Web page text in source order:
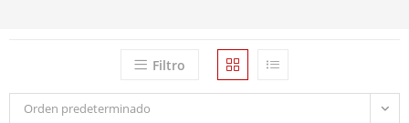
Contacto
Filtro
Orden predeterminado